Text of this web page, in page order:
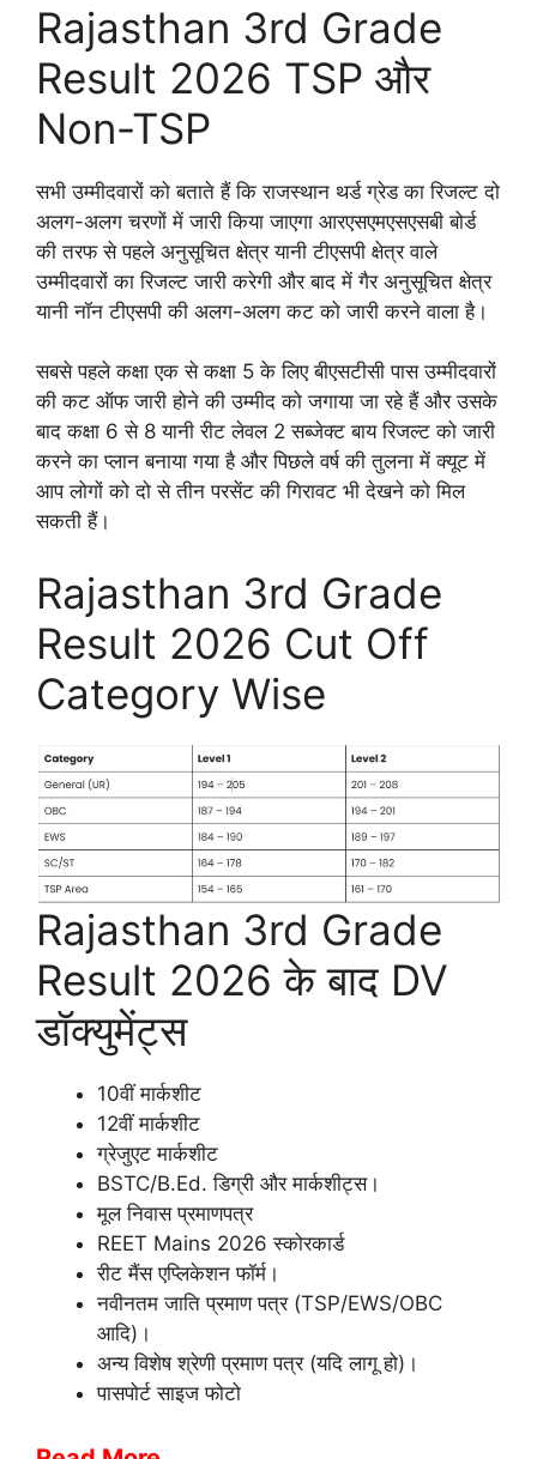
Rajasthan 3rd Grade
Result 2026 TSP और
Non-TSP
सभी उम्मीदवारों को बताते हैं कि राजस्थान थर्ड ग्रेड का रिजल्ट दो
अलग-अलग चरणों में जारी किया जाएगा आरएसएमएसएसबी बोर्ड
की तरफ से पहले अनुसूचित क्षेत्र यानी टीएसपी क्षेत्र वाले
उम्मीदवारों का रिजल्ट जारी करेगी और बाद में गैर अनुसूचित क्षेत्र
यानी नॉन टीएसपी की अलग-अलग कट को जारी करने वाला है।
सबसे पहले कक्षा एक से कक्षा 5 के लिए बीएसटीसी पास उम्मीदवारों
की कट ऑफ जारी होने की उम्मीद को जगाया जा रहे हैं और उसके
बाद कक्षा 6 से 8 यानी रीट लेवल 2 सब्जेक्ट बाय रिजल्ट को जारी
करने का प्लान बनाया गया है और पिछले वर्ष की तुलना में क्यूट में
आप लोगों को दो से तीन परसेंट की गिरावट भी देखने को मिल
सकती हैं।
Rajasthan 3rd Grade
Result 2026 Cut Off
Category Wise
Rajasthan 3rd Grade
Result 2026 के बाद DV
डॉक्युमेंट्स
10वीं मार्कशीट
12वीं मार्कशीट
ग्रेजुएट मार्कशीट
BSTC/B.Ed. डिग्री और मार्कशीट्स।
मूल निवास प्रमाणपत्र
REET Mains 2026 स्कोरकार्ड
रीट मैंस एप्लिकेशन फॉर्म।
नवीनतम जाति प्रमाण पत्र (TSP/EWS/OBC
आदि)।
अन्य विशेष श्रेणी प्रमाण पत्र (यदि लागू हो)।
पासपोर्ट साइज फोटो